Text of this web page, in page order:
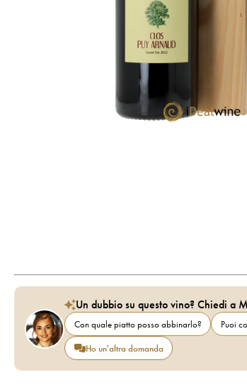
Un dubbio su questo vino? Chiedi a
Con quale piatto posso abbinarlo? Puoi
Ho un'altra domanda